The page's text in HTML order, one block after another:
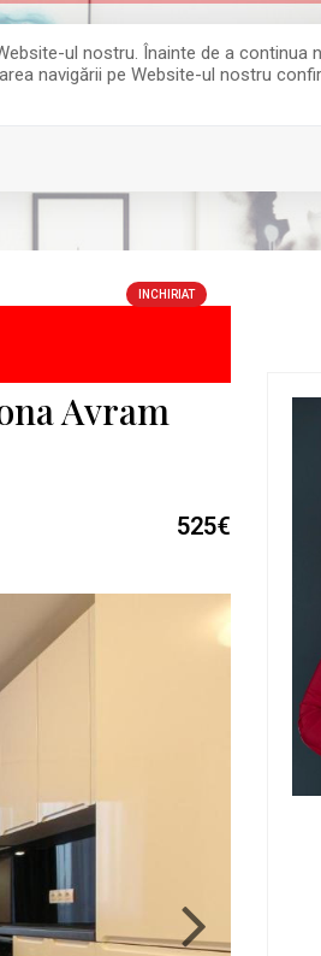
ul nostru. Înainte de a continua
navigării pe Website-ul nostru
Avram
525€
INCHIRIAT